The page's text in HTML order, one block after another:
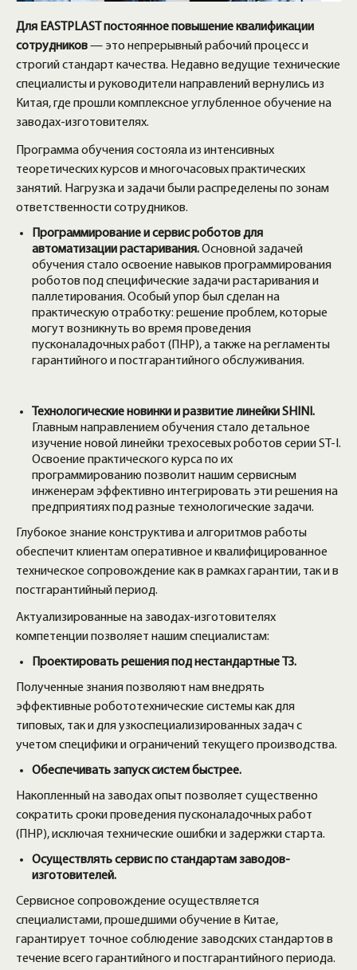
Для EASTPLAST постоянное повышение квалификации
сотрудников— это непрерывный рабочий процесс и
строгий стандарт качества. Недавно ведущие технические
специалисты и руководители направлений вернулись из
Китая, где прошли комплексное углубленное обучение на
заводах-изготовителях.
Программа обучения состояла из интенсивных
теоретических курсов и многочасовых практических
занятий. Нагрузка и задачи были распределены по зонам
ответственности сотрудников.
Программирование и сервис роботов для
автоматизации растаривания.Основной задачей
обучения стало освоение навыков программирования
роботов под специфические задачи растаривания и
паллетирования. Особый упор был сделан на
практическую отработку: решение проблем, которые
могут возникнуть во время проведения
пусконаладочных работ (ПНР), а также на регламенты
гарантийного и постгарантийного обслуживания.
Технологические новинки и развитие линейки SHINI.
Главным направлением обучения стало детальное
изучение новой линейки трехосевых роботов серии ST-I.
Освоение практического курса по их
программированию позволит нашим сервисным
инженерам эффективно интегрировать эти решения на
предприятиях под разные технологические задачи.
Глубокое знание конструктива и алгоритмов работы
обеспечит клиентам оперативное и квалифицированное
техническое сопровождение как в рамках гарантии, так и в
постгарантийный период.
Актуализированные на заводах-изготовителях
компетенции позволяет нашим специалистам:
Проектировать решения под нестандартные ТЗ.
Полученные знания позволяют нам внедрять
эффективные робототехнические системы как для
типовых, так и для узкоспециализированных задач с
учетом специфики и ограничений текущего производства.
Обеспечивать запуск систем быстрее.
Накопленный на заводах опыт позволяет существенно
сократить сроки проведения пусконаладочных работ
(ПНР), исключая технические ошибки и задержки старта.
Осуществлять сервис по стандартам заводов-
изготовителей.
Сервисное сопровождение осуществляется
специалистами, прошедшими обучение в Китае,
гарантирует точное соблюдение заводских стандартов в
течение всего гарантийного и постгарантийного периода.